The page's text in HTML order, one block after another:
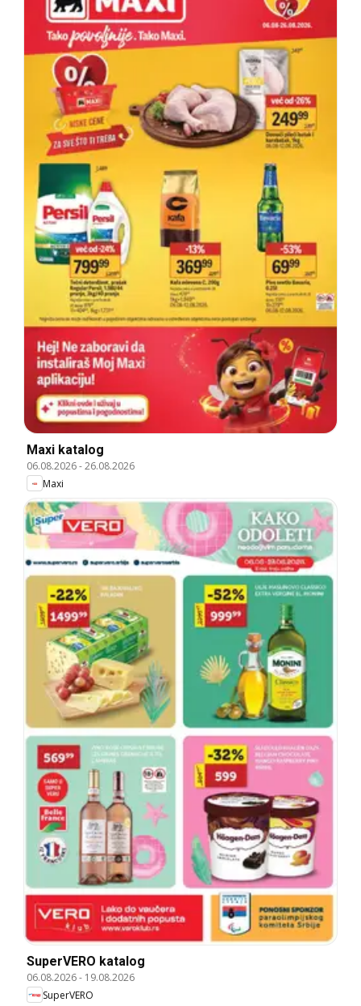
Maxi katalog
06.08.2026-26.08.2026
Maxi
SuperVERO katalog
06.08.2026- 19.08.2026
SuperVERO